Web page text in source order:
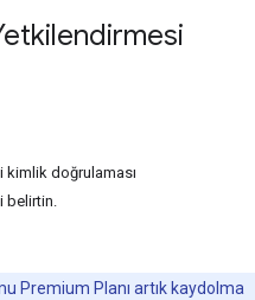
doğrulaması
belirtin.
Premium Planı artık kaydolma